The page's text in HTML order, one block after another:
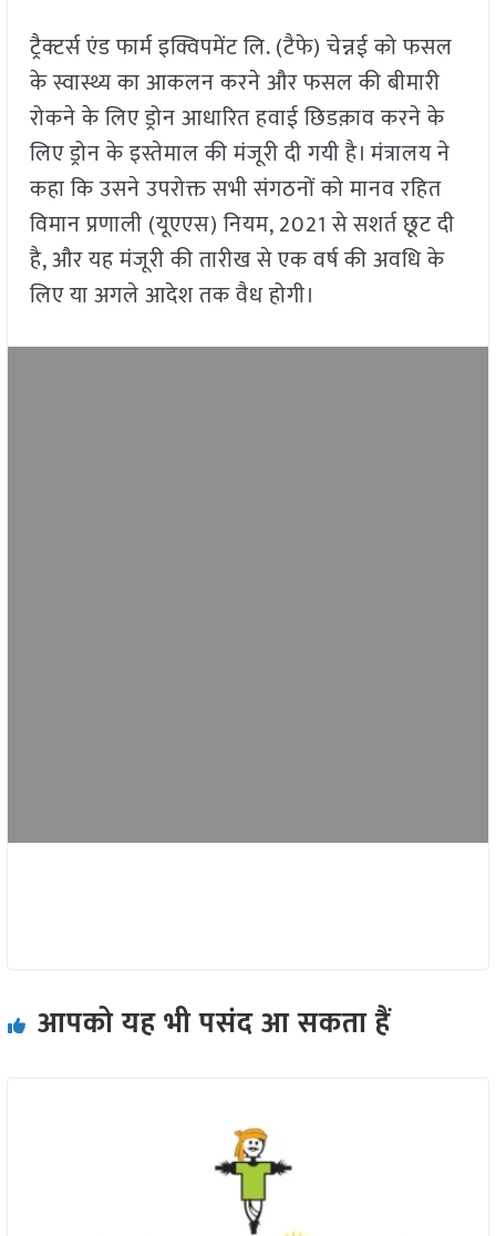
ट्रैक्टर्स एंड फार्म इक्विपमेंट लि. (टैफे) चेन्नई को फसल
के स्वास्थ्य का आकलन करने और फसल की बीमारी
रोकने के लिए ड्रोन आधारित हवाई छिडक़ाव करने के
लिए ड्रोन के इस्तेमाल की मंजूरी दी गयी है। मंत्रालय ने
कहा कि उसने उपरोक्त सभी संगठनों को मानव रहित
विमान प्रणाली (यूएएस) नियम, 2021 से सशर्त छूट दी
है, और यह मंजूरी की तारीख से एक वर्ष की अवधि के
लिए या अगले आदेश तक वैध होगी।
आपको यह भी पसंद आ सकता हैं